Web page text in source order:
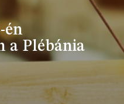
én
a Plébánia